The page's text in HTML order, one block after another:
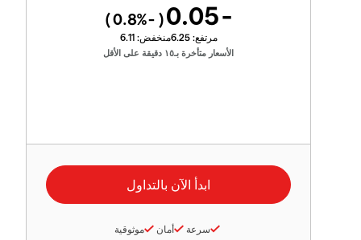
-0.05
(
-0.8
%)
مرتفع:6.25منخفض:6.11
الأسعار متأخرة بـ١٥ دقيقة على الأقل
سرعة أمان موثوقية